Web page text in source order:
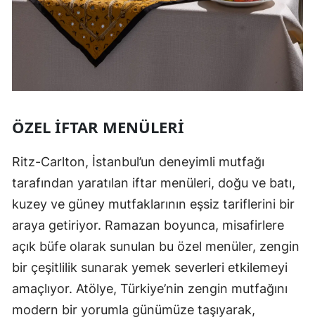
ÖZEL İFTAR MENÜLERI
Ritz-Carlton, İstanbul’un deneyimli mutfağı
tarafından yaratılan iftar menüleri, doğu ve batı,
kuzey ve güney mutfaklarının eşsiz tariflerini bir
araya getiriyor. Ramazan boyunca, misafirlere
açık büfe olarak sunulan bu özel menüler, zengin
bir çeşitlilik sunarak yemek severleri etkilemeyi
amaçlıyor. Atölye, Türkiye’nin zengin mutfağını
modern bir yorumla günümüze taşıyarak,